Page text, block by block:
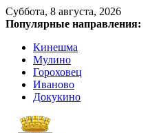
Суббота, 8 августа, 2026
Популярные направления:
Кинешма
Мулино
Гороховец
Иваново
Докукино